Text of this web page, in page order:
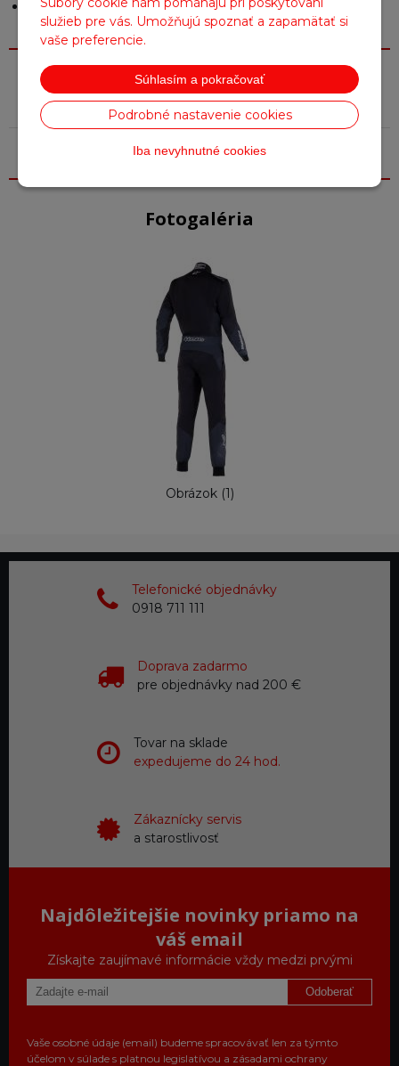
služieb pre vás. Umožňujú spoznať a zapamätať si
vaše preferencie.
Súhlasím a pokračovať
Podrobné nastavenie cookies
Iba nevyhnutné cookies
Anatomické tvarovanie rúk, nôh a pásu pre optimálny
komfort v jazdeckej pozícii
Parametre
Čierna, Šedá
Fotogaléria
Obrázok (1)
Telefonické objednávky
0918 711 111
Doprava zadarmo
pre objednávky nad 200 €
Tovar na sklade
expedujeme do 24 hod.
Zákaznícky servis
a starostlivosť
Najdôležitejšie novinky priamo na
váš email
Získajte zaujímavé informácie vždy medzi prvými
Odoberať
Vaše osobné údaje (email) budeme spracovávať len za týmto
účelom v súlade s platnou legislatívou a zásadami ochrany